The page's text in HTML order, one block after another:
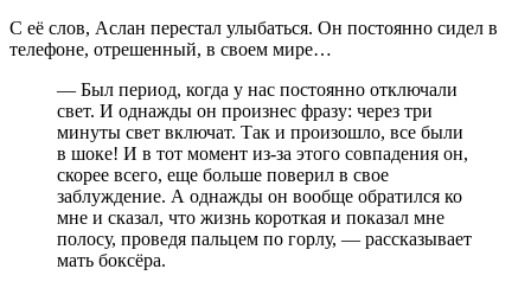
С её слов, Аслан перестал улыбаться. Он постоянно сидел в
телефоне, отрешенный, в своем мире…
— Был период, когда у нас постоянно отключали
свет. И однажды он произнес фразу: через три
минуты свет включат. Так и произошло, все были
в шоке! И в тот момент из-за этого совпадения он,
скорее всего, еще больше поверил в свое
заблуждение. А однажды он вообще обратился ко
мне и сказал, что жизнь короткая и показал мне
полосу, проведя пальцем по горлу, — рассказывает
мать боксёра.